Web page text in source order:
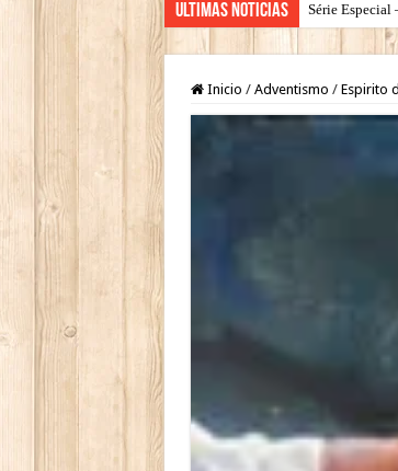
Ultimas Noticias Série Especial
Inicio / Adventismo / Espirito